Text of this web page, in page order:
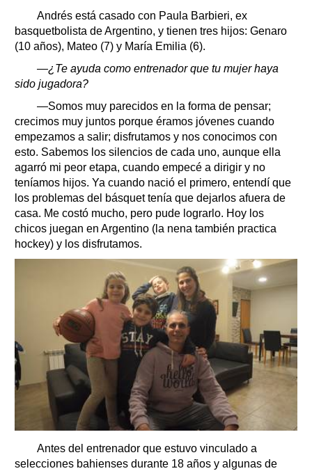
Andrés está casado con Paula Barbieri, ex
basquetbolista de Argentino, y tienen tres hijos: Genaro
(10 años), Mateo (7) y María Emilia (6).
—¿Te ayuda como entrenador que tu mujer haya
sido jugadora?
—Somos muy parecidos en la forma de pensar;
crecimos muy juntos porque éramos jóvenes cuando
empezamos a salir; disfrutamos y nos conocimos con
esto. Sabemos los silencios de cada uno, aunque ella
agarró mi peor etapa, cuando empecé a dirigir y no
teníamos hijos. Ya cuando nació el primero, entendí que
los problemas del básquet tenía que dejarlos afuera de
casa. Me costó mucho, pero pude lograrlo. Hoy los
chicos juegan en Argentino (la nena también practica
hockey) y los disfrutamos.
Antes del entrenador que estuvo vinculado a
selecciones bahienses durante 18 años y algunas de